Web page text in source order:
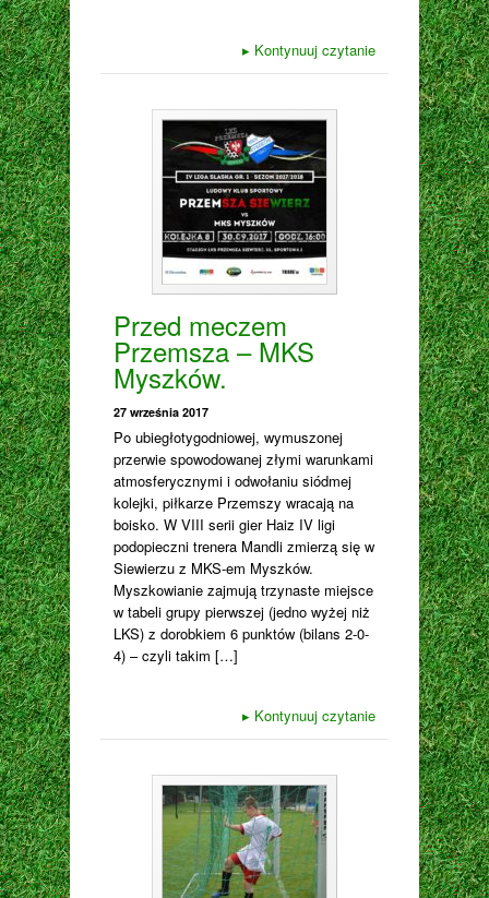
▸ Kontynuuj czytanie
Przed meczem
Przemsza – MKS
Myszków.
27 września 2017
Po ubiegłotygodniowej, wymuszonej
przerwie spowodowanej złymi warunkami
atmosferycznymi i odwołaniu siódmej
kolejki, piłkarze Przemszy wracają na
boisko. W VIII serii gier Haiz IV ligi
podopieczni trenera Mandli zmierzą się w
Siewierzu z MKS-em Myszków.
Myszkowianie zajmują trzynaste miejsce
w tabeli grupy pierwszej (jedno wyżej niż
LKS) z dorobkiem 6 punktów (bilans 2-0-
4) – czyli takim […]
▸ Kontynuuj czytanie